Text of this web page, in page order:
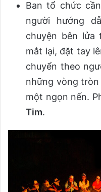
Ban tổ chức
người hướng
chuyện bên
mắt lại, đặt tay
chuyển theo
những vòng tròn
một ngọn nến.
Tim.